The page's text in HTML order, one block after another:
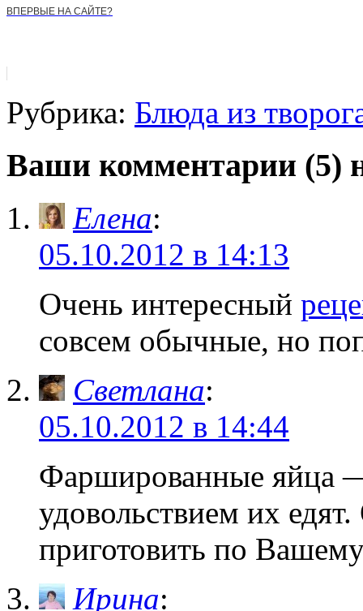
ВПЕРВЫЕ НА САЙТЕ?
Рубрика: Блюда из
Ваши комментарии (5)
Елена:
05.10.2012 в 14:13
Очень интересный
совсем обычные, но
Светлана:
05.10.2012 в 14:44
Фаршированные яйца
удовольствием их
приготовить по
Ирина: